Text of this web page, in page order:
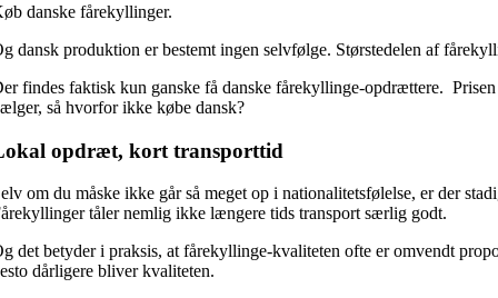
danske fårekyllinger.
dansk produktion er bestemt ingen selvfølge. Størstedelen af
findes faktisk kun ganske få danske fårekyllinge-opdrættere.
så hvorfor ikke købe dansk?
opdræt, kort transporttid
om du måske ikke går så meget op i nationalitetsfølelse, er der
tåler nemlig ikke længere tids transport særlig godt.
det betyder i praksis, at fårekyllinge-kvaliteten ofte er omvendt
dårligere bliver kvaliteten.